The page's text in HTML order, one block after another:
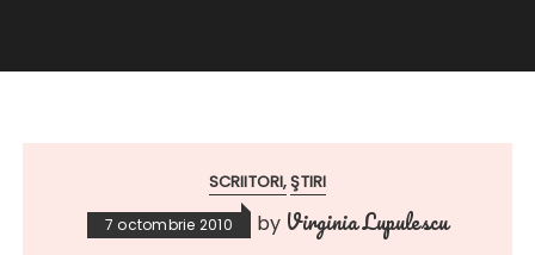
SCRIITORI ŞTIRI
7 octombrie 2010 by Virginia Lupulescu